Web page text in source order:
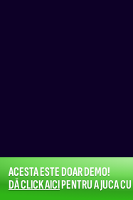
ACESTA ESTE DOAR DEMO!
DĂ CLICK AICIPENTRU A JUCA